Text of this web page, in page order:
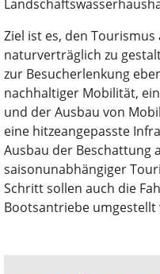
Ziel ist es, den
naturverträglich zu
zur Besucherlenkung
nachhaltiger Mobilität,
und der Ausbau von
eine hitzeangepasste
Ausbau der Beschattung
saisonunabhängiger
Schritt sollen auch die
Bootsantriebe umgestellt